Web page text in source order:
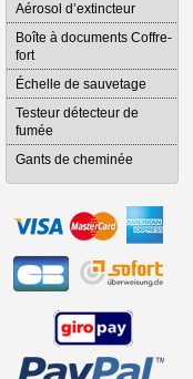
Aérosol d’extincteur
Boîte à documents Coffre-
fort
Échelle de sauvetage
Testeur détecteur de
fumée
Gants de cheminée